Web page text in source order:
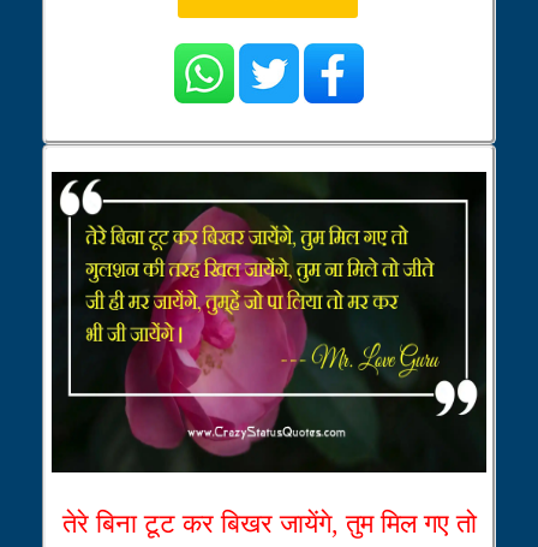
तेरे बिना टूट कर बिखर जायेंगे, तुम मिल गए तो